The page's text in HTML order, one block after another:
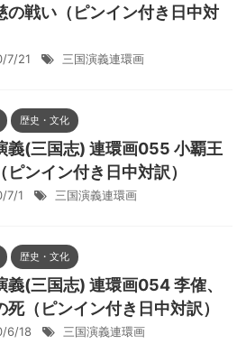
の戦い（ピンイン付き日中対
7/21 三国演義連環画
歴史・文化
義(三国志) 連環画055 小覇王
ピンイン付き日中対訳）
7/1 三国演義連環画
歴史・文化
義(三国志) 連環画054 李傕、
死（ピンイン付き日中対訳）
6/18 三国演義連環画